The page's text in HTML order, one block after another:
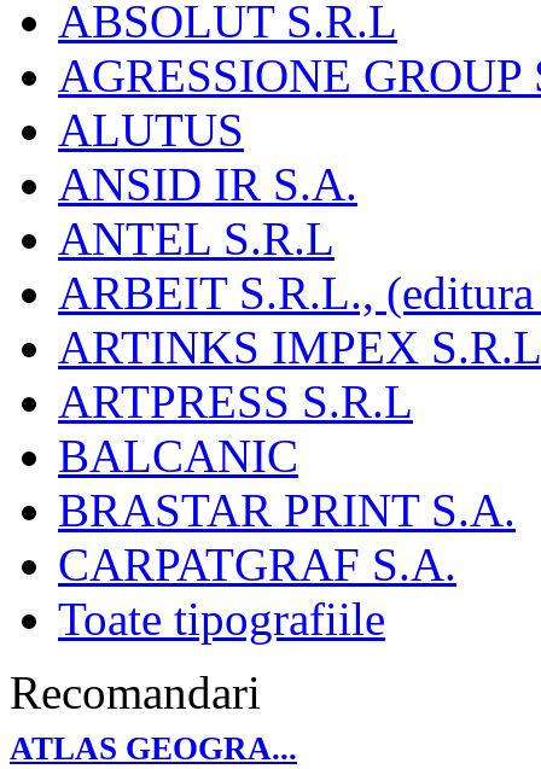
ABSOLUT S.R.L
AGRESSIONE GROUP
ALUTUS
ANSID IR S.A.
ANTEL S.R.L
ARBEIT S.R.L.,
ARTINKS IMPEX
ARTPRESS S.R.L
BALCANIC
BRASTAR PRINT S.A.
CARPATGRAF S.A.
Toate tipografiile
Recomandari
ATLAS GEOGRA...